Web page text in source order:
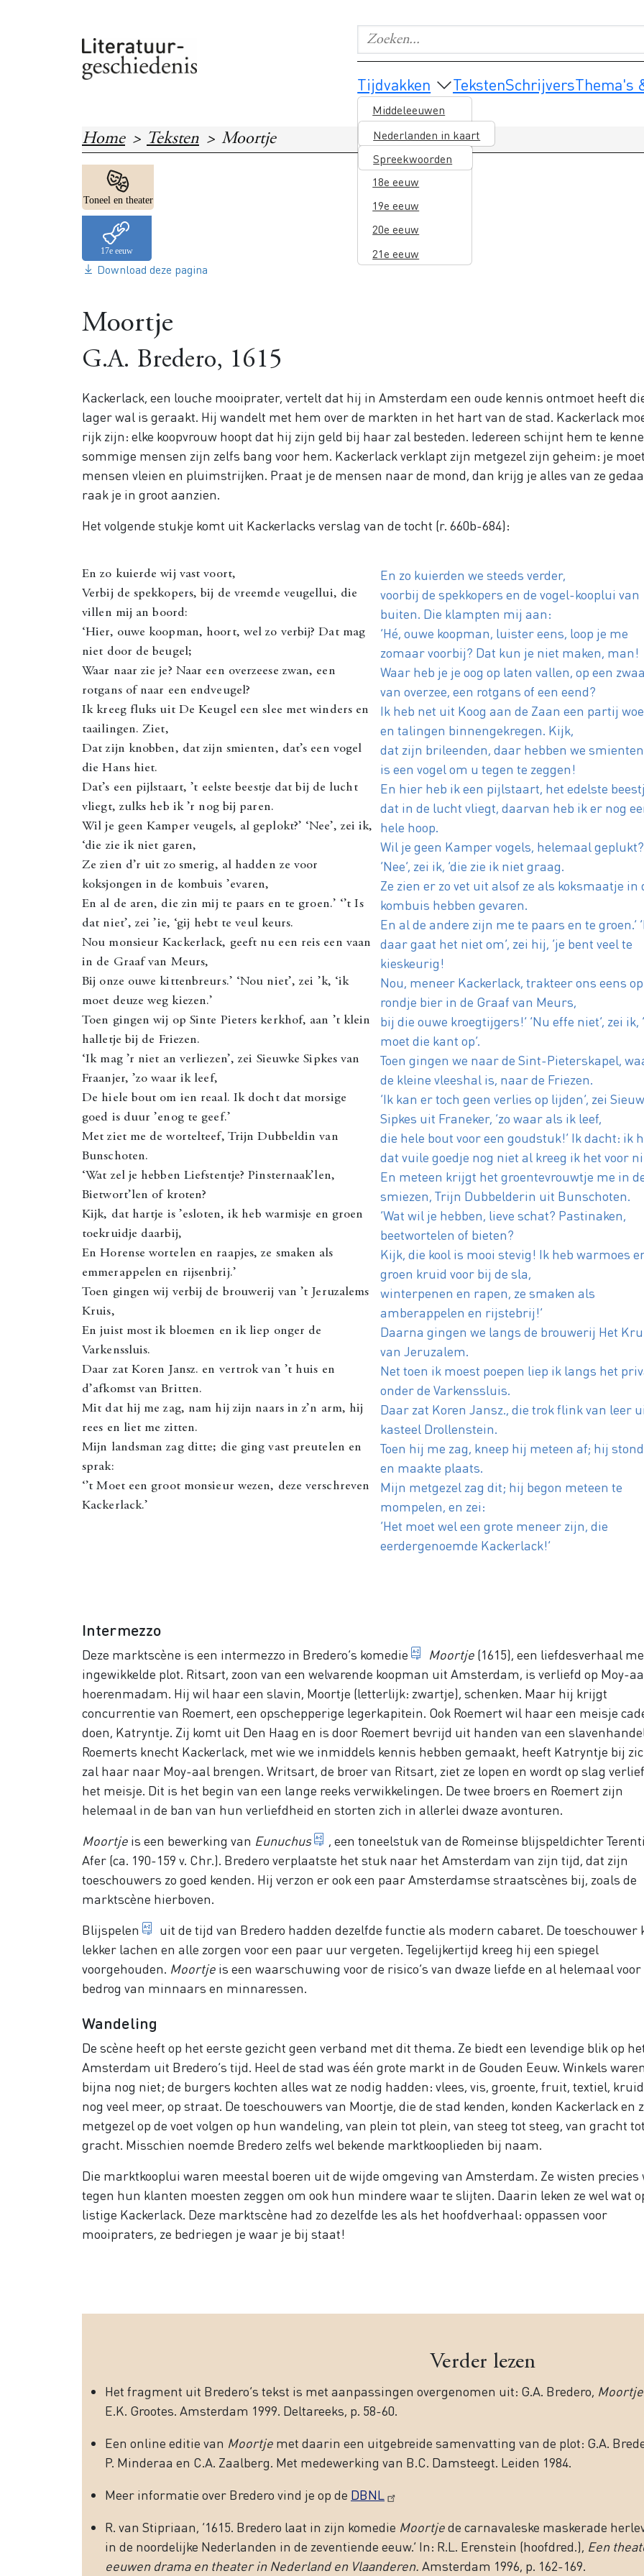
Zoeken...
Geef de woorden op waar je naar wilt zoeken.
Main navigation
Tijdvakken
Middeleeuwen
Nederlanden in kaart
16e eeuw
Spreekwoorden
17e eeuw
18e eeuw
19e eeuw
20e eeuw
21e eeuw
TekstenSchrijversThema's
Home Teksten Moortje
Image
Toneel en theater
Download deze pagina
Moortje
G.A. Bredero, 1615
Kackerlack, een louche mooiprater, vertelt dat hij in Amsterdam een oude kennis ontmoet heeft
lager wal is geraakt. Hij wandelt met hem over de markten in het hart van de stad. Kackerlack
rijk zijn: elke koopvrouw hoopt dat hij zijn geld bij haar zal besteden. Iedereen schijnt hem te
sommige mensen zijn zelfs bang voor hem. Kackerlack verklapt zijn metgezel zijn geheim: je
mensen vleien en pluimstrijken. Praat je de mensen naar de mond, dan krijg je alles van ze
raak je in groot aanzien.
Het volgende stukje komt uit Kackerlacks verslag van de tocht (r. 660b-684):
En zo kuierde wij vast voort,
Verbij de spekkopers, bij de vreemde veugellui, die
villen mij an boord:
‘Hier, ouwe koopman, hoort, wel zo verbij? Dat mag
niet door de beugel;
Waar naar zie je? Naar een overzeese zwan, een
rotgans of naar een endveugel?
Ik kreeg fluks uit De Keugel een slee met winders en
taailingen. Ziet,
Dat zijn knobben, dat zijn smienten, dat’s een vogel
die Hans hiet.
Dat’s een pijlstaart, ’t eelste beestje dat bij de lucht
vliegt, zulks heb ik ’r nog bij paren.
Wil je geen Kamper veugels, al geplokt?’ ‘Nee’, zei ik,
‘die zie ik niet garen,
Ze zien d’r uit zo smerig, al hadden ze voor
koksjongen in de kombuis ’evaren,
En al de aren, die zin mij te paars en te groen.’ ‘’t Is
dat niet’, zei ’ie, ‘gij hebt te veul keurs.
Nou monsieur Kackerlack, geeft nu een reis een vaan
in de Graaf van Meurs,
Bij onze ouwe kittenbreurs.’ ‘Nou niet’, zei ’k, ‘ik
moet deuze weg kiezen.’
Toen gingen wij op Sinte Pieters kerkhof, aan ’t klein
halletje bij de Friezen.
‘Ik mag ’r niet an verliezen’, zei Sieuwke Sipkes van
Fraanjer, ’zo waar ik leef,
De hiele bout om ien reaal. Ik docht dat morsige
goed is duur ’enog te geef.’
Met ziet me de wortelteef, Trijn Dubbeldin van
Bunschoten.
‘Wat zel je hebben Liefstentje? Pinsternaak’len,
Bietwort’len of kroten?
Kijk, dat hartje is ’esloten, ik heb warmisje en groen
toekruidje daarbij,
En Horense wortelen en raapjes, ze smaken als
emmerappelen en rijsenbrij.’
Toen gingen wij verbij de brouwerij van ’t Jeruzalems
Kruis,
En juist most ik bloemen en ik liep onger de
Varkenssluis.
Daar zat Koren Jansz. en vertrok van ’t huis en
d’afkomst van Britten.
Mit dat hij me zag, nam hij zijn naars in z’n arm, hij
rees en liet me zitten.
Mijn landsman zag ditte; die ging vast preutelen en
sprak:
‘’t Moet een groot monsieur wezen, deze verschreven
Kackerlack.’
En zo kuierden we steeds verder,
voorbij de spekkopers en de vogel-kooplui van
buiten. Die klampten mij aan:
‘Hé, ouwe koopman, luister eens, loop je me
zomaar voorbij? Dat kun je niet maken, man!
Waar heb je je oog op laten vallen, op een
van overzee, een rotgans of een eend?
Ik heb net uit Koog aan de Zaan een partij
en talingen binnengekregen. Kijk,
dat zijn brileenden, daar hebben we
is een vogel om u tegen te zeggen!
En hier heb ik een pijlstaart, het edelste
dat in de lucht vliegt, daarvan heb ik er nog
hele hoop.
Wil je geen Kamper vogels, helemaal
‘Nee’, zei ik, ‘die zie ik niet graag.
Ze zien er zo vet uit alsof ze als koksmaatje in
kombuis hebben gevaren.
En al de andere zijn me te paars en te groen.’
daar gaat het niet om’, zei hij, ‘je bent veel te
kieskeurig!
Nou, meneer Kackerlack, trakteer ons eens
rondje bier in de Graaf van Meurs,
bij die ouwe kroegtijgers!’ ‘Nu effe niet’, zei ik,
moet die kant op’.
Toen gingen we naar de Sint-Pieterskapel,
de kleine vleeshal is, naar de Friezen.
‘Ik kan er toch geen verlies op lijden’, zei
Sipkes uit Franeker, ‘zo waar als ik leef,
die hele bout voor een goudstuk!’ Ik dacht: ik
dat vuile goedje nog niet al kreeg ik het voor
En meteen krijgt het groentevrouwtje me in
smiezen, Trijn Dubbelderin uit Bunschoten.
‘Wat wil je hebben, lieve schat? Pastinaken,
beetwortelen of bieten?
Kijk, die kool is mooi stevig! Ik heb warmoes
groen kruid voor bij de sla,
winterpenen en rapen, ze smaken als
amberappelen en rijstebrij!’
Daarna gingen we langs de brouwerij Het
van Jeruzalem.
Net toen ik moest poepen liep ik langs het
onder de Varkenssluis.
Daar zat Koren Jansz., die trok flink van leer
kasteel Drollenstein.
Toen hij me zag, kneep hij meteen af; hij
en maakte plaats.
Mijn metgezel zag dit; hij begon meteen te
mompelen, en zei:
‘Het moet wel een grote meneer zijn, die
eerdergenoemde Kackerlack!’
Intermezzo
Deze marktscène is een intermezzo in Bredero’s komedie luchtig toneelstuk met veel
Moortje (1615), een liefdesverhaal
ingewikkelde plot. Ritsart, zoon van een welvarende koopman uit Amsterdam, is verliefd op Moy-
hoerenmadam. Hij wil haar een slavin, Moortje (letterlijk: zwartje), schenken. Maar hij krijgt
concurrentie van Roemert, een opschepperige legerkapitein. Ook Roemert wil haar een meisje
doen, Katryntje. Zij komt uit Den Haag en is door Roemert bevrijd uit handen van een
Roemerts knecht Kackerlack, met wie we inmiddels kennis hebben gemaakt, heeft Katryntje bij
zal haar naar Moy-aal brengen. Writsart, de broer van Ritsart, ziet ze lopen en wordt op slag
het meisje. Dit is het begin van een lange reeks verwikkelingen. De twee broers en Roemert zijn
helemaal in de ban van hun verliefdheid en storten zich in allerlei dwaze avonturen.
Moortje is een bewerking van Eunuchus de eunuch, een gecastreerde harembewaker
, een toneelstuk van de Romeinse blijspeldichter
Afer (ca. 190-159 v. Chr.). Bredero verplaatste het stuk naar het Amsterdam van zijn tijd, dat zijn
toeschouwers zo goed kenden. Hij verzon er ook een paar Amsterdamse straatscènes bij, zoals de
marktscène hierboven.
Blijspelen
Luchtige toneelstukken met veel misverstanden en een goede afloop
uit de tijd van Bredero hadden dezelfde functie als modern cabaret. De toeschouwer
lekker lachen en alle zorgen voor een paar uur vergeten. Tegelijkertijd kreeg hij een spiegel
voorgehouden. Moortje is een waarschuwing voor de risico’s van dwaze liefde en al helemaal voor
bedrog van minnaars en minnaressen.
Wandeling
De scène heeft op het eerste gezicht geen verband met dit thema. Ze biedt een levendige blik op
Amsterdam uit Bredero’s tijd. Heel de stad was één grote markt in de Gouden Eeuw. Winkels
bijna nog niet; de burgers kochten alles wat ze nodig hadden: vlees, vis, groente, fruit, textiel,
nog veel meer, op straat. De toeschouwers van Moortje, die de stad kenden, konden Kackerlack en
metgezel op de voet volgen op hun wandeling, van plein tot plein, van steeg tot steeg, van gracht tot
gracht. Misschien noemde Bredero zelfs wel bekende marktkooplieden bij naam.
Die marktkooplui waren meestal boeren uit de wijde omgeving van Amsterdam. Ze wisten precies
tegen hun klanten moesten zeggen om ook hun mindere waar te slijten. Daarin leken ze wel wat
listige Kackerlack. Deze marktscène had zo dezelfde les als het hoofdverhaal: oppassen voor
mooipraters, ze bedriegen je waar je bij staat!
Verder lezen
Het fragment uit Bredero’s tekst is met aanpassingen overgenomen uit: G.A. Bredero,
E.K. Grootes. Amsterdam 1999. Deltareeks, p. 58-60.
Een online editie van Moortje met daarin een uitgebreide samenvatting van de plot: G.A.
P. Minderaa en C.A. Zaalberg. Met medewerking van B.C. Damsteegt. Leiden 1984.
Meer informatie over Bredero vind je op de DBNL
R. van Stipriaan, ‘1615. Bredero laat in zijn komedie Moortjede carnavaleske maskerade
in de noordelijke Nederlanden in de zeventiende eeuw.’ In: R.L. Erenstein (hoofdred.), Een
eeuwen drama en theater in Nederland en Vlaanderen. Amsterdam 1996, p. 162-169.